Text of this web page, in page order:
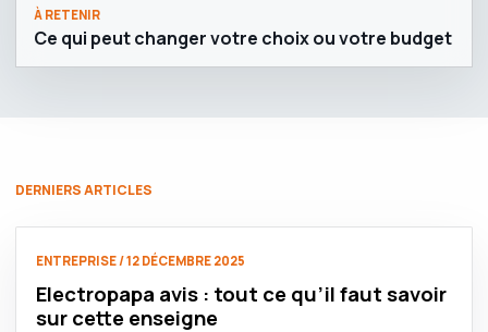
À RETENIR
Ce qui peut changer votre choix ou votre budget
DERNIERS ARTICLES
ENTREPRISE / 12 DÉCEMBRE 2025
Electropapa avis : tout ce qu’il faut savoir
sur cette enseigne